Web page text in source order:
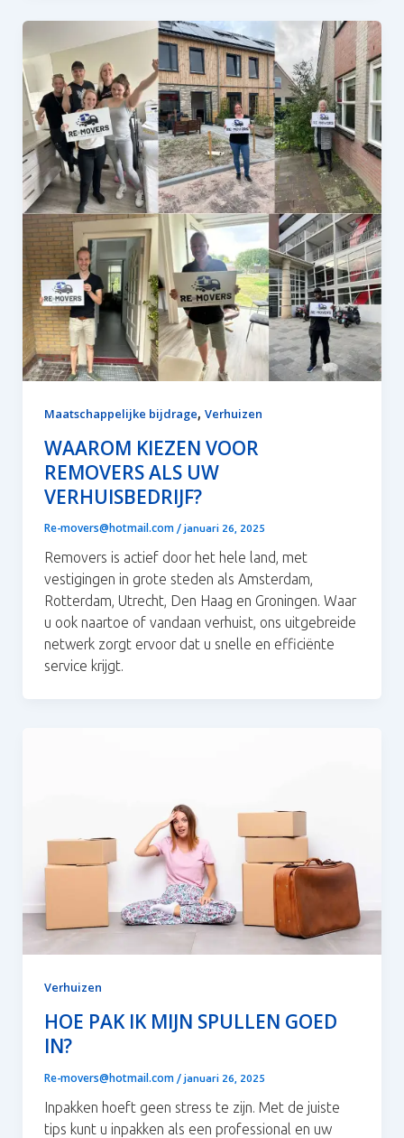
Maatschappelijke bijdrage, Verhuizen
WAAROM KIEZEN VOOR
REMOVERS ALS UW
VERHUISBEDRIJF?
Re-movers@hotmail.com / januari 26, 2025
Removers is actief door het hele land, met
vestigingen in grote steden als Amsterdam,
Rotterdam, Utrecht, Den Haag en Groningen. Waar
u ook naartoe of vandaan verhuist, ons uitgebreide
netwerk zorgt ervoor dat u snelle en efficiënte
service krijgt.
Verhuizen
HOE PAK IK MIJN SPULLEN GOED
IN?
Re-movers@hotmail.com / januari 26, 2025
Inpakken hoeft geen stress te zijn. Met de juiste
tips kunt u inpakken als een professional en uw